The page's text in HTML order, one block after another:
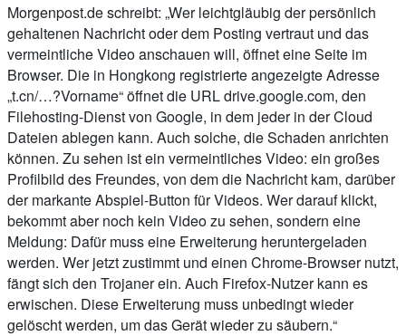
Morgenpost.de schreibt: „Wer leichtgläubig der persönlich
gehaltenen Nachricht oder dem Posting vertraut und das
vermeintliche Video anschauen will, öffnet eine Seite im
Browser. Die in Hongkong registrierte angezeigte Adresse
„t.cn/…?Vorname“ öffnet die URL drive.google.com, den
Filehosting-Dienst von Google, in dem jeder in der Cloud
Dateien ablegen kann. Auch solche, die Schaden anrichten
können. Zu sehen ist ein vermeintliches Video: ein großes
Profilbild des Freundes, von dem die Nachricht kam, darüber
der markante Abspiel-Button für Videos. Wer darauf klickt,
bekommt aber noch kein Video zu sehen, sondern eine
Meldung: Dafür muss eine Erweiterung heruntergeladen
werden. Wer jetzt zustimmt und einen Chrome-Browser nutzt,
fängt sich den Trojaner ein. Auch Firefox-Nutzer kann es
erwischen. Diese Erweiterung muss unbedingt wieder
gelöscht werden, um das Gerät wieder zu säubern.“